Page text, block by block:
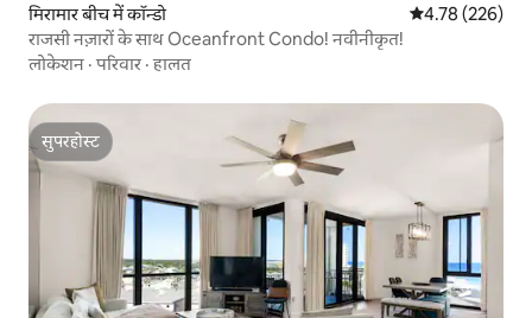
मिरामार बीच में कॉन्डो औसत रेटिंग 5 में से
4.78 (226)
राजसी नज़ारों के साथ Oceanfront Condo! नवीनीकृत!
लोकेशन ·परिवार ·हालत
सुपरहोस्ट
सुपरहोस्ट